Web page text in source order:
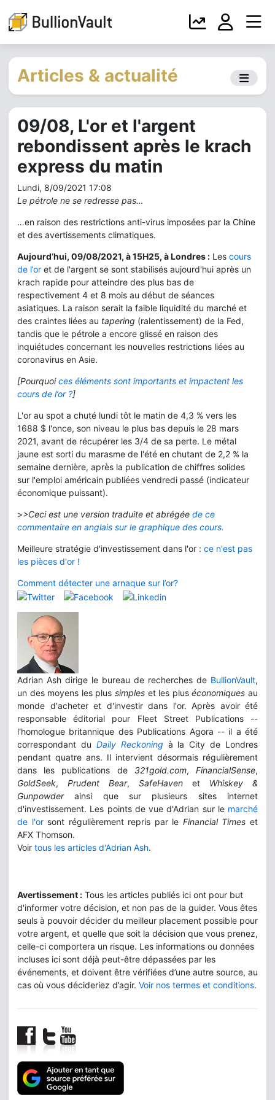
Articles & actualité
09/08, L'or et l'argent
rebondissent après le krach
express du matin
Lundi, 8/09/2021 17:08
Le pétrole ne se redresse pas…
…en raison des restrictions anti-virus imposées par la Chine
et des avertissements climatiques.
Aujourd’hui, 09/08/2021, à 15H25, à Londres : Les cours
de l’or et de l'argent se sont stabilisés aujourd'hui après un
krach rapide pour atteindre des plus bas de
respectivement 4 et 8 mois au début de séances
asiatiques. La raison serait la faible liquidité du marché et
des craintes liées au tapering (ralentissement) de la Fed,
tandis que le pétrole a encore glissé en raison des
inquiétudes concernant les nouvelles restrictions liées au
coronavirus en Asie.
[Pourquoices éléments sont importants et impactent les
cours de l’or ?]
L'or au spot a chuté lundi tôt le matin de 4,3 % vers les
1688 $ l'once, son niveau le plus bas depuis le 28 mars
2021, avant de récupérer les 3/4 de sa perte. Le métal
jaune est sorti du marasme de l'été en chutant de 2,2 % la
semaine dernière, après la publication de chiffres solides
sur l'emploi américain publiées vendredi passé (indicateur
économique puissant).
>>Ceci est une version traduite et abrégée de ce
commentaire en anglais sur le graphique des cours.
Meilleure stratégie d'investissement dans l'or : ce n'est pas
les pièces d'or !
Comment détecter une arnaque sur l’or?
Adrian Ash dirige le bureau de recherches de BullionVault,
un des moyens les plus simples et les pluséconomiquesau
monde d'acheter et d'investir dans l'or. Après avoir été
responsable éditorial pour Fleet Street Publications --
l'homologue britannique des Publications Agora -- il a été
correspondant du Daily Reckoning à la City de Londres
pendant quatre ans. Il intervient désormais régulièrement
dans les publications de 321gold.com,FinancialSense,
GoldSeek, Prudent Bear, SafeHaven et Whiskey &
Gunpowderainsi que sur plusieurs sites internet
d'investissement. Les points de vue d'Adrian sur le marché
de l'orsont régulièrement repris par le Financial Times et
AFX Thomson.
Voir tous les articles d'Adrian Ash.
Avertissement : Tous les articles publiés ici ont pour but
d'informer votre décision, et non pas de la guider. Vous êtes
seuls à pouvoir décider du meilleur placement possible pour
votre argent, et quelle que soit la décision que vous prenez,
celle-ci comportera un risque. Les informations ou données
incluses ici sont déjà peut-être dépassées par les
événements, et doivent être vérifiées d’une autre source, au
cas où vous décideriez d’agir. Voir nos termes et conditions.